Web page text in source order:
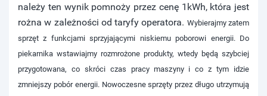
należy ten wynik pomnoży przez cenę 1kWh, która jest
rożna w zależności od taryfy operatora. Wybierajmy zatem
sprzęt z funkcjami sprzyjającymi niskiemu poborowi energii. Do
piekarnika wstawiajmy rozmrożone produkty, wtedy będą szybciej
przygotowana, co skróci czas pracy maszyny i co z tym idzie
zmniejszy pobór energii. Nowoczesne sprzęty przez długo utrzymują